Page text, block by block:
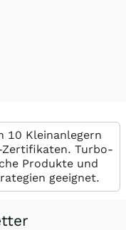
10 Kleinanlegern
Turbo-
Produkte und
geeignet.